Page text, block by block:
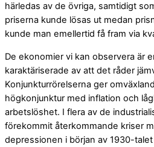
härledas av de övriga, samtidigt
priserna kunde lösas ut medan
kunde man emellertid få fram via
De ekonomier vi kan observera är
karaktäriserade av att det råder
Konjunkturrörelserna ger
högkonjunktur med inflation och
arbetslöshet. I flera av de
förekommit återkommande kriser
depressionen i början av 1930-